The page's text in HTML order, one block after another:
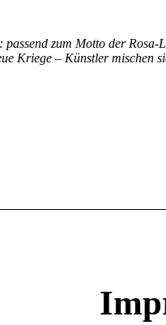
zum Motto der
Kriege – Künstler mischen